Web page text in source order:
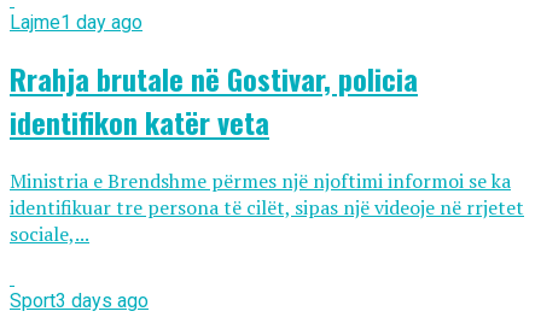
Lajme1 day ago
Rrahja brutale në Gostivar, policia
identifikon katër veta
Ministria e Brendshme përmes një njoftimi informoi se ka
identifikuar tre persona të cilët, sipas një videoje në rrjetet
sociale,...
Sport3 days ago